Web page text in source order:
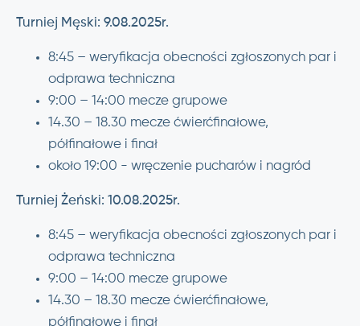
Turniej Męski: 9.08.2025r.
8:45 – weryfikacja obecności zgłoszonych par i
odprawa techniczna
9:00 – 14:00 mecze grupowe
14.30 – 18.30 mecze ćwierćfinałowe,
półfinałowe i finał
około 19:00 - wręczenie pucharów i nagród
Turniej Żeński: 10.08.2025r.
8:45 – weryfikacja obecności zgłoszonych par i
odprawa techniczna
9:00 – 14:00 mecze grupowe
14.30 – 18.30 mecze ćwierćfinałowe,
półfinałowe i finał